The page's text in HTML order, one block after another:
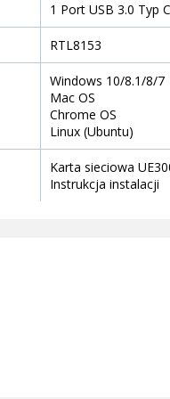
1 Port USB 3.0 Typ C
RTL8153
Windows 10/8.1/8/7
Mac OS
Chrome OS
Linux (Ubuntu)
Karta sieciowa
Instrukcja instalacji